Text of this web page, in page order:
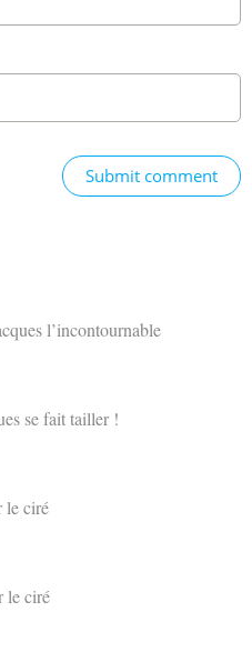
Submit comment
l’incontournable
se fait tailler !
le ciré
le ciré